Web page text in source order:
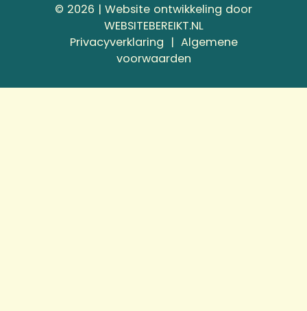
© 2026 | Website ontwikkeling door
WEBSITEBEREIKT.NL
Privacyverklaring
Privacyverklaring | Algemene
voorwaarden